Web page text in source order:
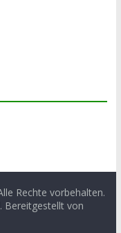
Rechte vorbehalten.
. Bereitgestellt von